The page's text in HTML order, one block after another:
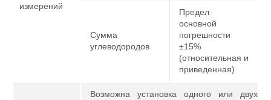
измерений
Сумма
углеводородов
Предел
основной
погрешности
±15%
(относительная и
приведенная)
Возможна установка одного или двух